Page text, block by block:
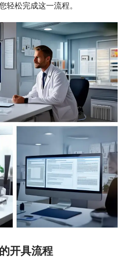
轻松完成这一流程。
开具流程